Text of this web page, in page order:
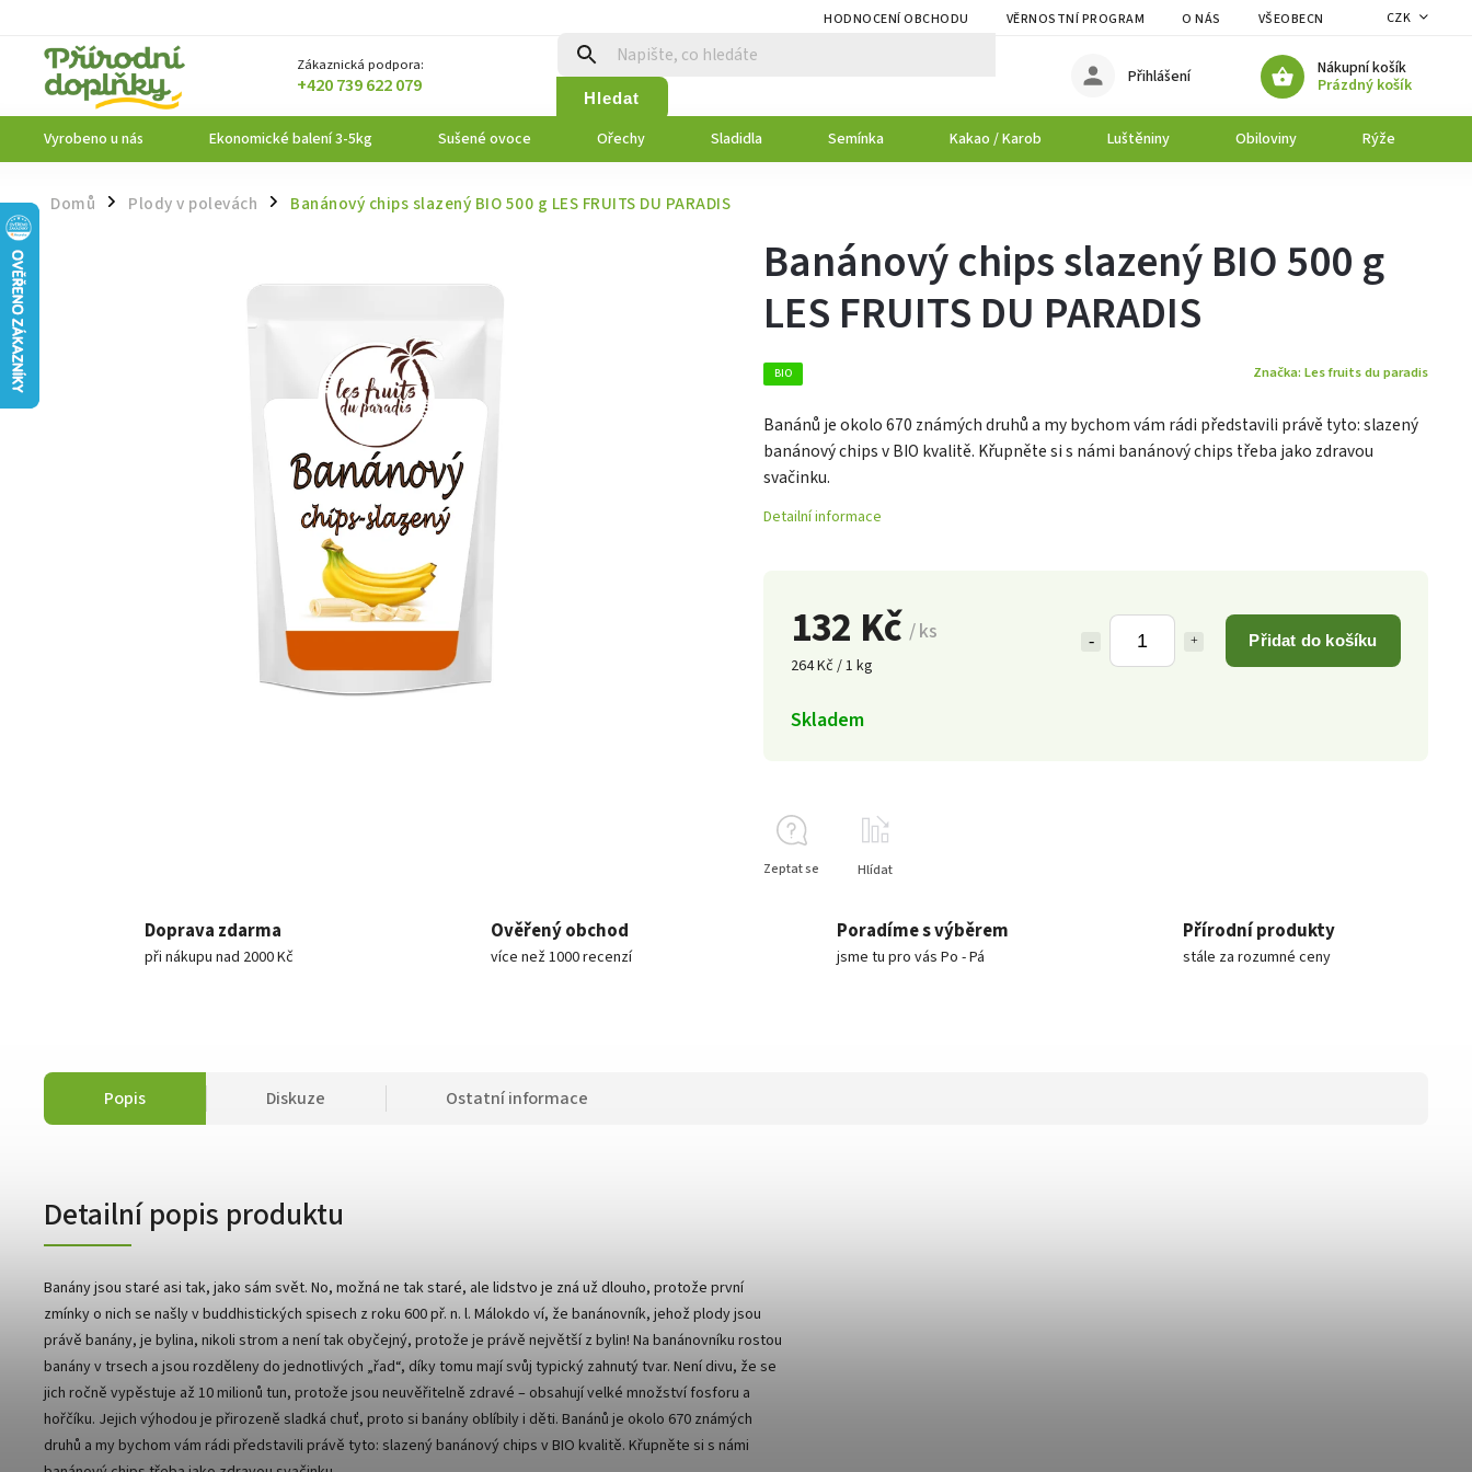
HODNOCENÍ OBCHODU VĚRNOSTNÍ PROGRAM O NÁS VŠEOBECNÉ OBCHODNÍ PODMÍNKY
CZK
Zákaznická podpora:
+420 739 622 079 Hledat
Nákupní košík
Prázdný košík
Přihlášení
Vyrobeno u nás Ekonomické balení 3-5kg Sušené ovoce Ořechy Sladidla Semínka Kakao / Karob Luštěniny Obiloviny Rýže
Domů / Plody v polevách / Banánový chips slazený BIO 500 g LES FRUITS DU PARADIS
132 Kč / ks
264 Kč / 1 kg
Přidat do košíku
Skladem
Banánový chips slazený BIO 500 g
LES FRUITS DU PARADIS
BIO Značka: Les fruits du paradis
Banánů je okolo 670 známých druhů a my bychom vám rádi představili právě tyto: slazený
banánový chips v BIO kvalitě. Křupněte si s námi banánový chips třeba jako zdravou
svačinku.
Detailní informace
Zeptat se Hlídat
Doprava zdarma
při nákupu nad 2000 Kč
Ověřený obchod
více než 1000 recenzí
Poradíme s výběrem
jsme tu pro vás Po - Pá
Přírodní produkty
stále za rozumné ceny
Popis Diskuze Ostatní informace
Detailní popis produktu
Banány jsou staré asi tak, jako sám svět. No, možná ne tak staré, ale lidstvo je zná už dlouho, protože první
zmínky o nich se našly v buddhistických spisech z roku 600 př. n. l. Málokdo ví, že banánovník, jehož plody jsou
právě banány, je bylina, nikoli strom a není tak obyčejný, protože je právě největší z bylin! Na banánovníku rostou
banány v trsech a jsou rozděleny do jednotlivých „řad“, díky tomu mají svůj typický zahnutý tvar. Není divu, že se
jich ročně vypěstuje až 10 milionů tun, protože jsou neuvěřitelně zdravé – obsahují velké množství fosforu a
hořčíku. Jejich výhodou je přirozeně sladká chuť, proto si banány oblíbily i děti. Banánů je okolo 670 známých
druhů a my bychom vám rádi představili právě tyto: slazený banánový chips v BIO kvalitě. Křupněte si s námi